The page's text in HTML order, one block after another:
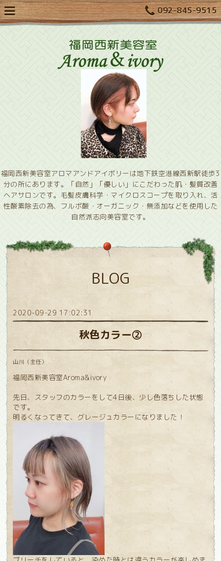
092-845-9515
福岡西新美容室アロマアンドアイボリーは地下鉄空港線西新駅徒歩3
分の所にあります。「自然」「優しい」にこだわった肌・髪質改善
ヘアサロンです。毛髪皮膚科学・マイクロスコープを取り入れ、活
性酸素除去の為、フルボ酸・オーガニック・無添加などを使用した
自然派志向美容室です。
BLOG
2020-09-29 17:02:31
秋色カラー②
山川（主任）
福岡西新美容室Aroma&ivory
先日、スタッフのカラーをして4日後、少し色落ちした状態
です。
明るくなってきて、グレージュカラーになりました！